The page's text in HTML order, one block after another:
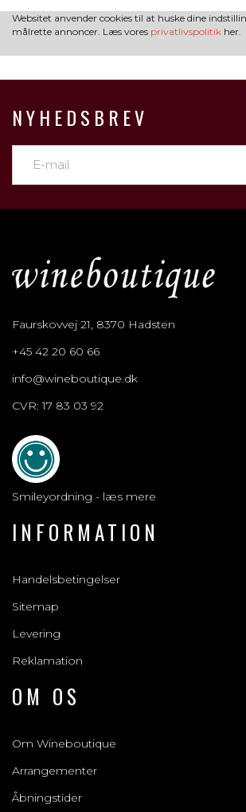
Websitet anvender cookies til at huske dine
målrette annoncer. Læs vores privatlivspolitik her.
NYHEDSBREV
Faurskovvej 21, 8370 Hadsten
+45 42 20 60 66
info@wineboutique.dk
CVR: 17 83 03 92
Smileyordning - læs mere
INFORMATION
Handelsbetingelser
Sitemap
Levering
Reklamation
OM OS
Om Wineboutique
Arrangementer
Åbningstider